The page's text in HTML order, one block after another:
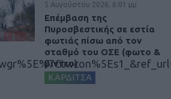
5 Αυγούστου 2026, 6:01 μμ
Επέμβαση της
Πυροσβεστικής σε εστία
φωτιάς πίσω από τον
σταθμό του ΟΣΕ (φωτο &
βιντεο)
ΚΑΡΔΙΤΣΑ